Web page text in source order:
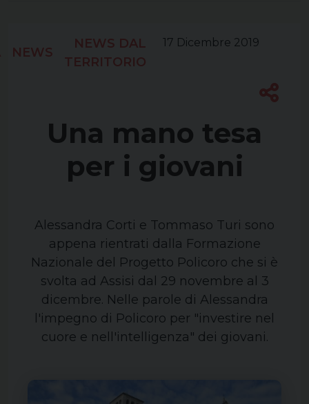
NEWS
NEWS DAL
TERRITORIO
17 Dicembre 2019
Una mano tesa
per i giovani
Alessandra Corti e Tommaso Turi sono
appena rientrati dalla Formazione
Nazionale del Progetto Policoro che si è
svolta ad Assisi dal 29 novembre al 3
dicembre. Nelle parole di Alessandra
l'impegno di Policoro per "investire nel
cuore e nell'intelligenza" dei giovani.